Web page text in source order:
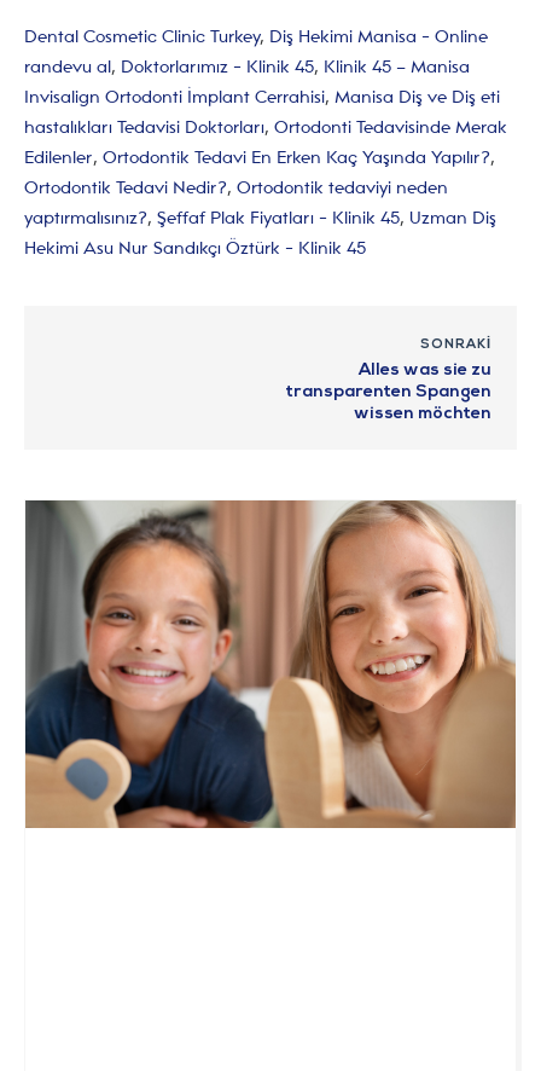
Dental Cosmetic Clinic Turkey, Diş Hekimi Manisa - Online
randevu al, Doktorlarımız - Klinik 45, Klinik 45 – Manisa
Invisalign Ortodonti İmplant Cerrahisi, Manisa Diş ve Diş eti
hastalıkları Tedavisi Doktorları, Ortodonti Tedavisinde Merak
Edilenler, Ortodontik Tedavi En Erken Kaç Yaşında Yapılır?,
Ortodontik Tedavi Nedir?, Ortodontik tedaviyi neden
yaptırmalısınız?, Şeffaf Plak Fiyatları - Klinik 45, Uzman Diş
Hekimi Asu Nur Sandıkçı Öztürk - Klinik 45
SONRAKI
Alles was sie zu
transparenten Spangen
wissen möchten